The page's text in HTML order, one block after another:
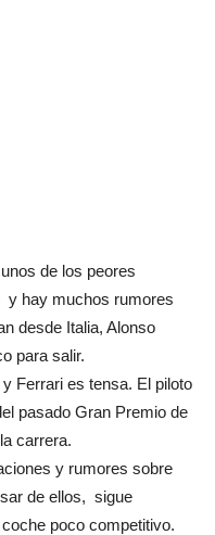
de los peores
hay muchos rumores
desde Italia, Alonso
para salir.
Ferrari es tensa. El piloto
pasado Gran Premio de
carrera.
y rumores sobre
de ellos, sigue
poco competitivo.